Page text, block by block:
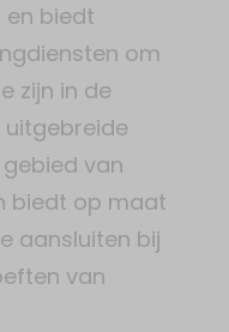
biedt
om
zijn in de
uitgebreide
van
biedt op maat
aansluiten bij
van